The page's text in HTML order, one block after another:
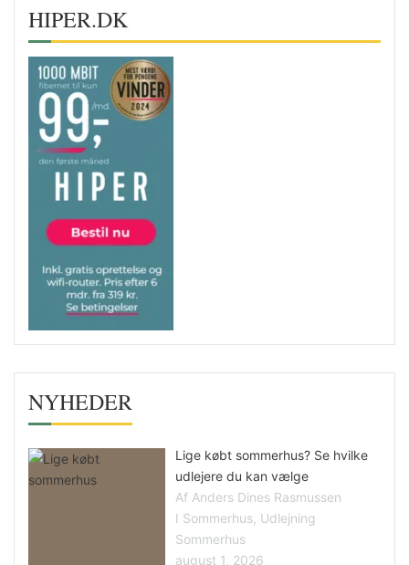
HIPER.DK
NYHEDER
Lige købt sommerhus? Se hvilke
udlejere du kan vælge
Af Anders Dines Rasmussen
I Sommerhus, Udlejning
Sommerhus
august 1, 2026